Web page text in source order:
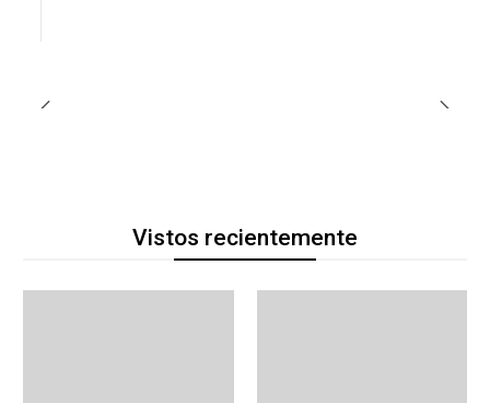
Vistos recientemente